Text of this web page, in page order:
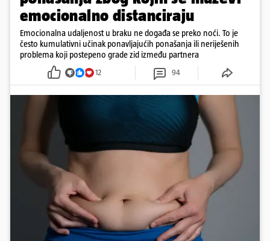
emocionalno distanciraju
Emocionalna udaljenost u braku ne događa se preko noći. To je
često kumulativni učinak ponavljajućih ponašanja ili neriješenih
problema koji postepeno grade zid između partnera
12 94